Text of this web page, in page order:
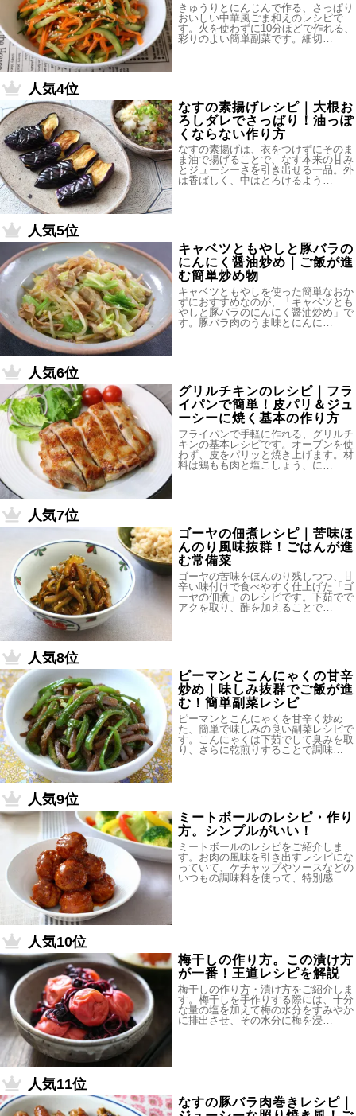
きゅうりとにんじんで作る、さっぱり
おいしい中華風ごま和えのレシピで
す。火を使わずに10分ほどで作れる、
彩りのよい簡単副菜です。細切…
人気4位
なすの素揚げレシピ｜大根お
ろしダレでさっぱり！油っぽ
くならない作り方
なすの素揚げは、衣をつけずにそのま
ま油で揚げることで、なす本来の甘み
とジューシーさを引き出せる一品。外
は香ばしく、中はとろけるよう…
人気5位
キャベツともやしと豚バラの
にんにく醤油炒め｜ご飯が進
む簡単炒め物
キャベツともやしを使った簡単なおか
ずにおすすめなのが、「キャベツとも
やしと豚バラのにんにく醤油炒め」で
す。豚バラ肉のうま味とにんに…
人気6位
グリルチキンのレシピ｜フラ
イパンで簡単！皮パリ＆ジュ
ーシーに焼く基本の作り方
フライパンで手軽に作れる、グリルチ
キンの基本レシピです。オーブンを使
わず、皮をパリッと焼き上げます。材
料は鶏もも肉と塩こしょう、に…
人気7位
ゴーヤの佃煮レシピ｜苦味ほ
んのり風味抜群！ごはんが進
む常備菜
ゴーヤの苦味をほんのり残しつつ、甘
辛い味付けで食べやすく仕上げた「ゴ
ーヤの佃煮」のレシピです。下茹でで
アクを取り、酢を加えることで…
人気8位
ピーマンとこんにゃくの甘辛
炒め｜味しみ抜群でご飯が進
む！簡単副菜レシピ
ピーマンとこんにゃくを甘辛く炒め
た、簡単で味しみの良い副菜レシピで
す。こんにゃくは下茹でして臭みを取
り、さらに乾煎りすることで調味…
人気9位
ミートボールのレシピ・作り
方。シンプルがいい！
ミートボールのレシピをご紹介しま
す。お肉の風味を引き出すレシピにな
っていて、ケチャップやソースなどの
いつもの調味料を使って、特別感…
人気10位
梅干しの作り方。この漬け方
が一番！王道レシピを解説
梅干しの作り方・漬け方をご紹介しま
す。梅干しを手作りする際には、十分
な量の塩を加えて梅の水分をすみやか
に排出させ、その水分に梅を浸…
人気11位
なすの豚バラ肉巻きレシピ｜